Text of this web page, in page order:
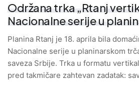
Održana trka „Rtanj
Nacionalne serije u
Planina Rtanj je 18. aprila bila
Nacionalne serije u planinarskom
saveza Srbije. Trka u formatu
pred takmičare zahtevan zadatak: